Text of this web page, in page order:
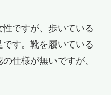
ですが、歩いている
す。靴を履いている
仕様が無いですが、